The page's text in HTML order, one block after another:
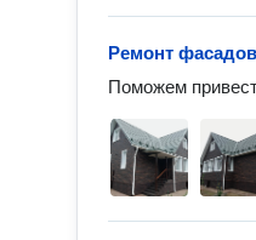
Ремонт фасадов
Поможем